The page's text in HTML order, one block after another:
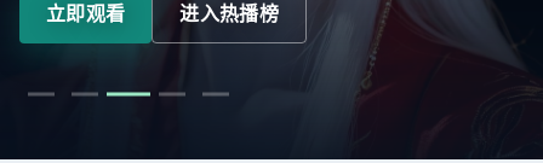
立即观看 进入热播榜